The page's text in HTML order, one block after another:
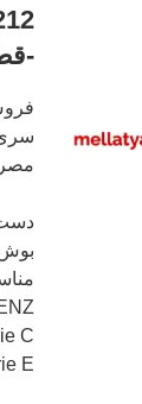
-
دست
بوش سایز
C
E